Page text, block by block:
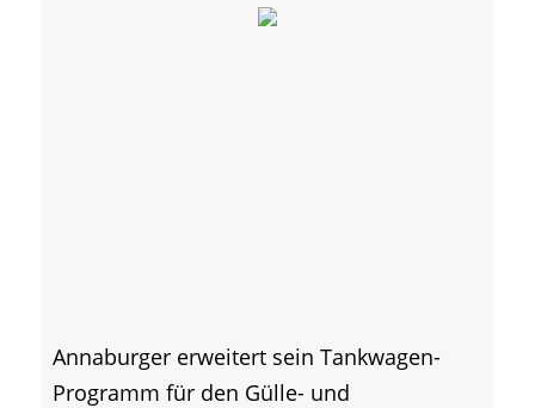
Annaburger erweitert sein Tankwagen-
Programm für den Gülle- und